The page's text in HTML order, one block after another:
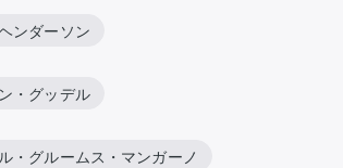
ンダーソン
・グッデル
・グルームス・マンガーノ